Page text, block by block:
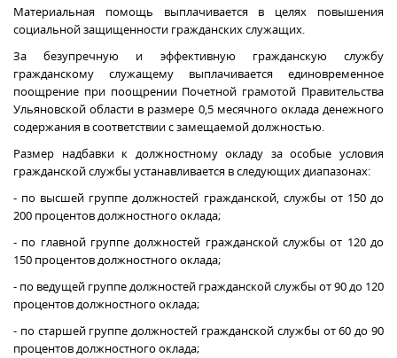
Материальная помощь выплачивается в целях повышения
социальной защищенности гражданских служащих.
За безупречную и эффективную гражданскую службу
гражданскому служащему выплачивается единовременное
поощрение при поощрении Почетной грамотой Правительства
Ульяновской области в размере 0,5 месячного оклада денежного
содержания в соответствии с замещаемой должностью.
Размер надбавки к должностному окладу за особые условия
гражданской службы устанавливается в следующих диапазонах:
- по высшей группе должностей гражданской, службы от 150 до
200 процентов должностного оклада;
- по главной группе должностей гражданской службы от 120 до
150 процентов должностного оклада;
- по ведущей группе должностей гражданской службы от 90 до 120
процентов должностного оклада;
- по старшей группе должностей гражданской службы от 60 до 90
процентов должностного оклада;